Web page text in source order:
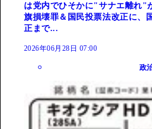
は党内でひそかに"サナエ離れ"
旗損壊罪＆国民投票法改正に、
正まで...
2026年06月28日 07:00
政